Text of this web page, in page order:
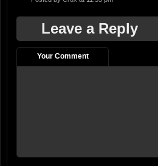
Leave a Reply
Your Comment